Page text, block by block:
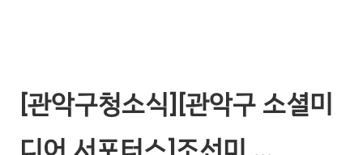
[관악구청소식][관악구 소셜미